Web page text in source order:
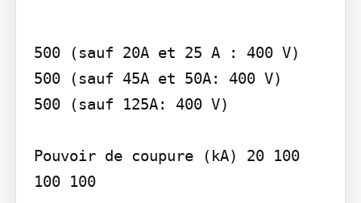
500 (sauf 20A et 25 A : 400 V)
500 (sauf 45A et 50A: 400 V)
500 (sauf 125A: 400 V)
Pouvoir de coupure (kA) 20 100
100 100